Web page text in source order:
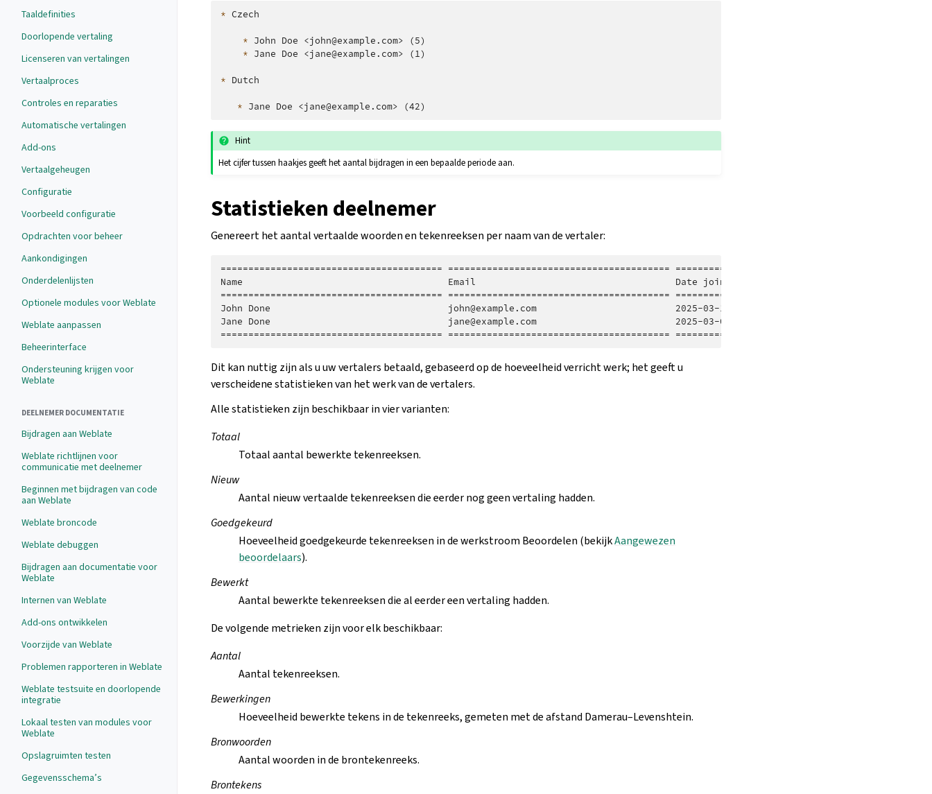
Taaldefinities
Doorlopende vertaling
Licenseren van vertalingen
Vertaalproces
Controles en reparaties
Automatische vertalingen
Add-ons
Vertaalgeheugen
Configuratie
Voorbeeld configuratie
Opdrachten voor beheer
Aankondigingen
Onderdelenlijsten
Optionele modules voor Weblate
Weblate aanpassen
Beheerinterface
Ondersteuning krijgen voor
Weblate
DEELNEMER DOCUMENTATIE
Bijdragen aan Weblate
Weblate richtlijnen voor
communicatie met deelnemer
Beginnen met bijdragen van code
aan Weblate
Weblate broncode
Weblate debuggen
Bijdragen aan documentatie voor
Weblate
Internen van Weblate
Add-ons ontwikkelen
Voorzijde van Weblate
Problemen rapporteren in Weblate
Weblate testsuite en doorlopende
integratie
Lokaal testen van modules voor
Weblate
Opslagruimten testen
Gegevensschema’s
* Czech
* John Doe <john@example.com> (5)
* Jane Doe <jane@example.com> (1)
* Dutch
*
Hint
Het cijfer tussen haakjes geeft het aantal bijdragen in een bepaalde periode aan.
Statistieken deelnemer
Genereert het aantal vertaalde woorden en tekenreeksen per naam van de vertaler:
======================================== ======================================== ========================================
Name                                     Email                                    Date joined                              Count total
======================================== ======================================== ========================================
John Done                                john@example.com                         2025-03-
Jane Done                                jane@example.com                         2025-03-
Dit kan nuttig zijn als u uw vertalers betaald, gebaseerd op de hoeveelheid verricht werk; het geeft u
verscheidene statistieken van het werk van de vertalers.
Alle statistieken zijn beschikbaar in vier varianten:
Totaal
Totaal aantal bewerkte tekenreeksen.
Nieuw
Aantal nieuw vertaalde tekenreeksen die eerder nog geen vertaling hadden.
Goedgekeurd
Hoeveelheid goedgekeurde tekenreeksen in de werkstroom Beoordelen (bekijkAangewezen
beoordelaars).
Bewerkt
Aantal bewerkte tekenreeksen die al eerder een vertaling hadden.
De volgende metrieken zijn voor elk beschikbaar:
Aantal
Aantal tekenreeksen.
Bewerkingen
Hoeveelheid bewerkte tekens in de tekenreeks, gemeten met de afstand Damerau–Levenshtein.
Bronwoorden
Aantal woorden in de brontekenreeks.
Brontekens